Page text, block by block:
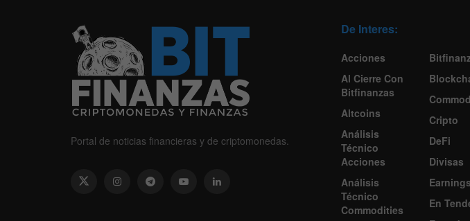
Portal de noticias financieras y de criptomonedas.
De Interes:
Acciones
Al Cierre Con
Bitfinanzas
Altcoins
Análisis
Técnico
Acciones
Análisis
Técnico
Commodities
Cripto
DeFi
Divisas
Earnings
En